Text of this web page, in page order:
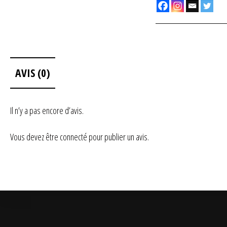
AVIS (0)
Il n’y a pas encore d’avis.
Vous devez être connecté pour publier un avis.